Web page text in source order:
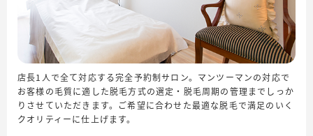
店長1人で全て対応する完全予約制サロン。マンツーマンの対応で
お客様の毛質に適した脱毛方式の選定・脱毛周期の管理までしっか
りさせていただきます。ご希望に合わせた最適な脱毛で満足のいく
クオリティーに仕上げます。